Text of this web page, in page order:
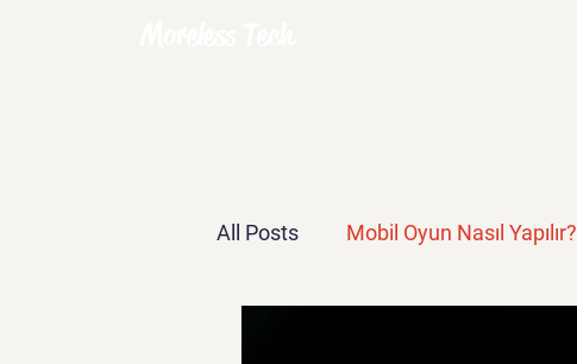
All Posts Mobil Oyun Nasıl Yapılır?